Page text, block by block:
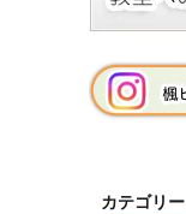
カテゴリー